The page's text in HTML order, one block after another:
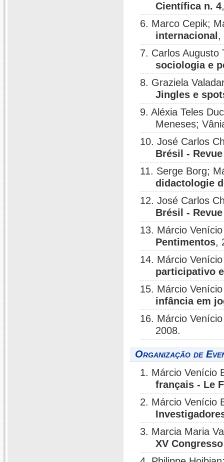
Científica n. 4
6. Marco Cepik;
internacional ,
7. Carlos Augusto
sociologia e
8. Graziela
Jingles e
9. Aléxia Teles
Meneses;
10. José Carlos
Brésil -
11. Serge Borg;
didactologie
12. José Carlos
Brésil -
13. Márcio
Pentimentos,
14. Márcio
participativo
15. Márcio
infância em
16. Márcio
2008.
Organização de
1. Márcio Venício
français - Le
2. Márcio Venício
3. Marcia Maria
XV